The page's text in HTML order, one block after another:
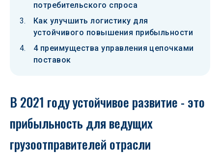
потребительского спроса
Как улучшить логистику для
устойчивого повышения прибыльности
4 преимущества управления цепочками
поставок
В 2021 году устойчивое развитие - это
прибыльность для ведущих
грузоотправителей отрасли